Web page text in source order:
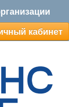
кабинет